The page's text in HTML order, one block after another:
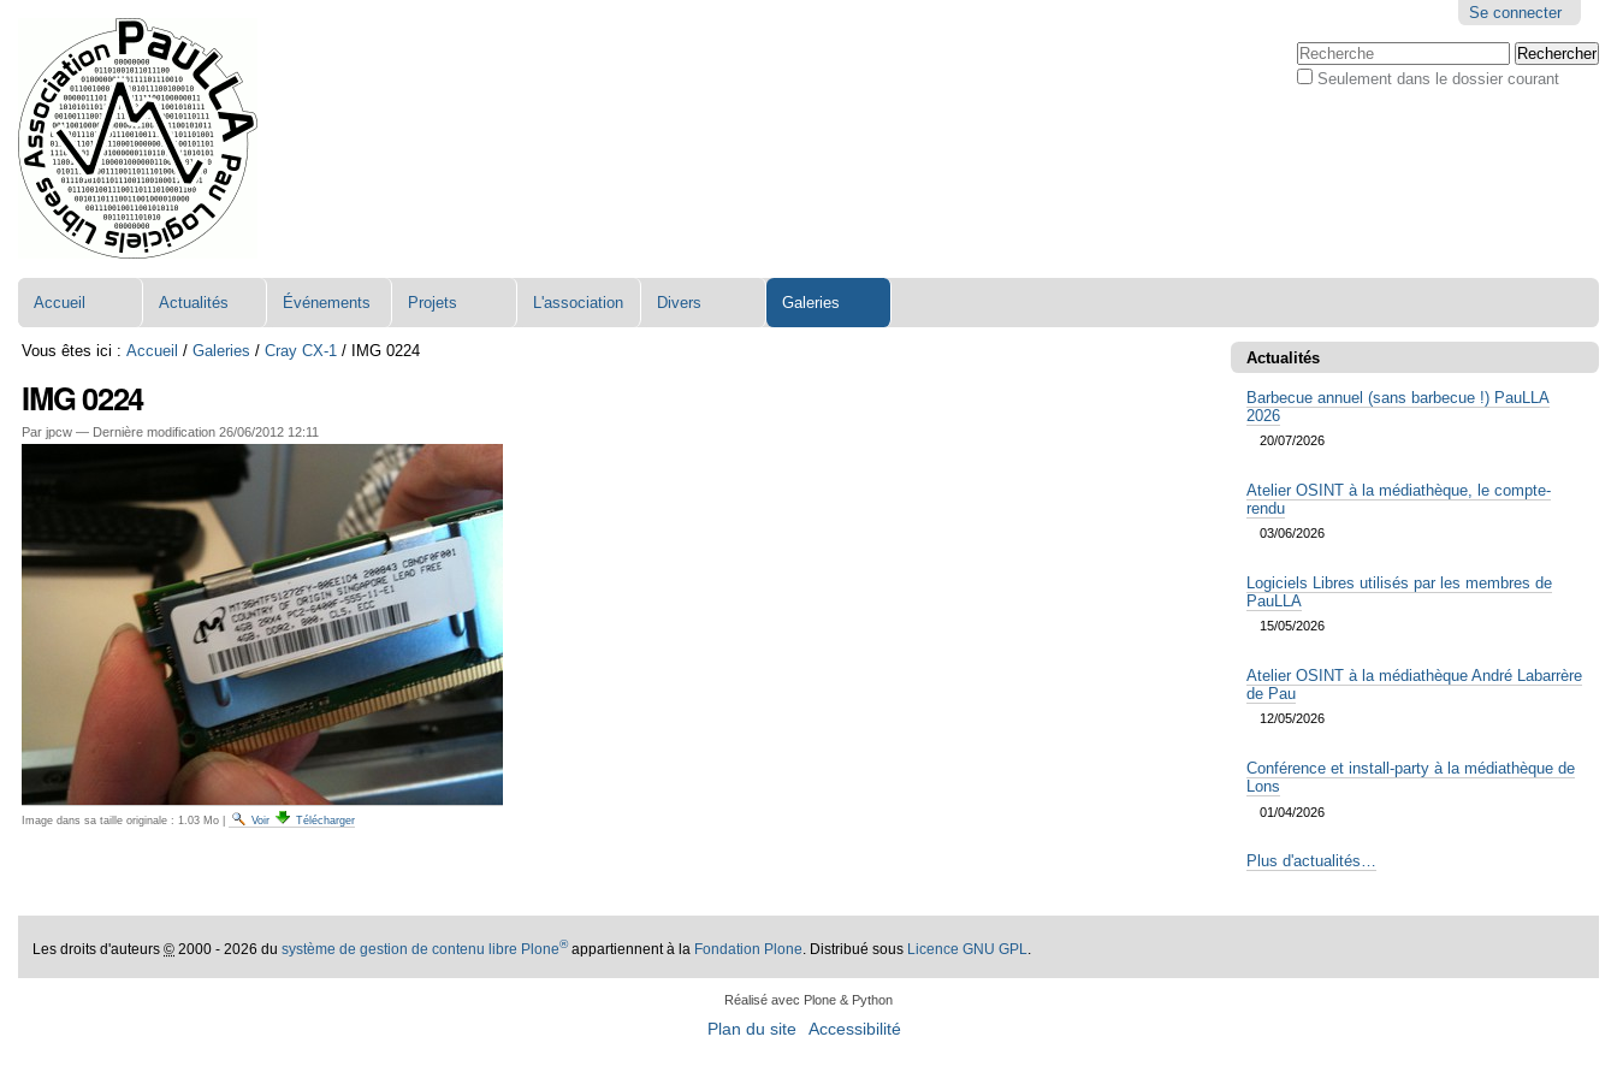
contenu.
Aller
à
la
navigation
personnels
Se connecter
Chercher par
Seulement dans le dossier courant
Accueil Actualités Événements Projets L'association Divers Galeries
Vous êtes ici : Accueil /Galeries /Cray CX-1 / IMG 0224
IMG 0224
Par jpcw — Dernière modification 26/06/2012 12:11
Image dans sa taille originale : 1.03 Mo Voir Télécharger
Actualités
Barbecue annuel (sans barbecue !) PauLLA
2026
20/07/2026
Atelier OSINT à la médiathèque, le compte-
rendu
03/06/2026
Logiciels Libres utilisés par les membres de
PauLLA
15/05/2026
Atelier OSINT à la médiathèque André Labarrère
de Pau
12/05/2026
Conférence et install-party à la médiathèque de
Lons
01/04/2026
Plus d'actualités…
Les droits d'auteurs© 2000 - 2026 dusystème de gestion de contenu libre Plone®appartiennent à la Fondation Plone . Distribué sous Licence GNU GPL
Réalisé avec Plone & Python
Plan du site Accessibilité